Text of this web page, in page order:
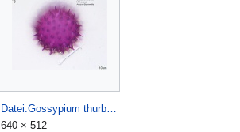
640 × 512